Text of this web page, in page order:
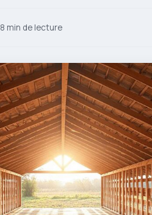
8 min de lecture